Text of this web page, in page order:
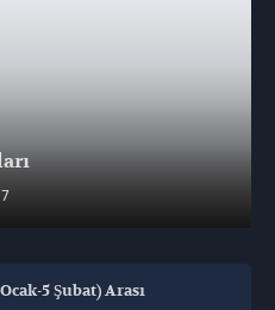
5 Şubat) Arası